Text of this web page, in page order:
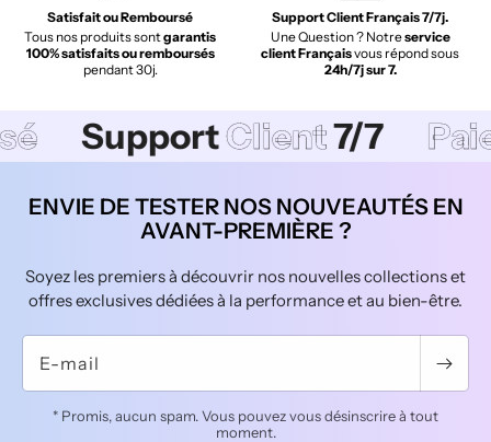
Satisfait ou Remboursé
Tous nos produits sontgarantis
100% satisfaits ou remboursés
pendant 30j.
Support Client Français 7/7j.
Une Question ? Notreservice
client Françaisvous répond sous
24h/7j sur 7.
Client7/7 Paiement
ENVIE DE TESTER NOS NOUVEAUTÉS EN
AVANT-PREMIÈRE ?
Soyez les premiers à découvrir nos nouvelles collections et
offres exclusives dédiées à la performance et au bien-être.
E-mail
* Promis, aucun spam. Vous pouvez vous désinscrire à tout
moment.